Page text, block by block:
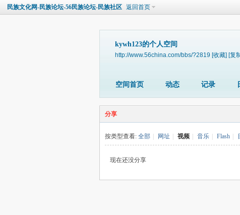
民族文化网-民族论坛-56民族论坛-民族社区 返回首页
kywh123的个人空间
http://www.56china.com/bbs/?2819 [收藏] [复
空间首页 动态 记录
分享
按类型查看: 全部 网址 视频 音乐 Flash
现在还没分享